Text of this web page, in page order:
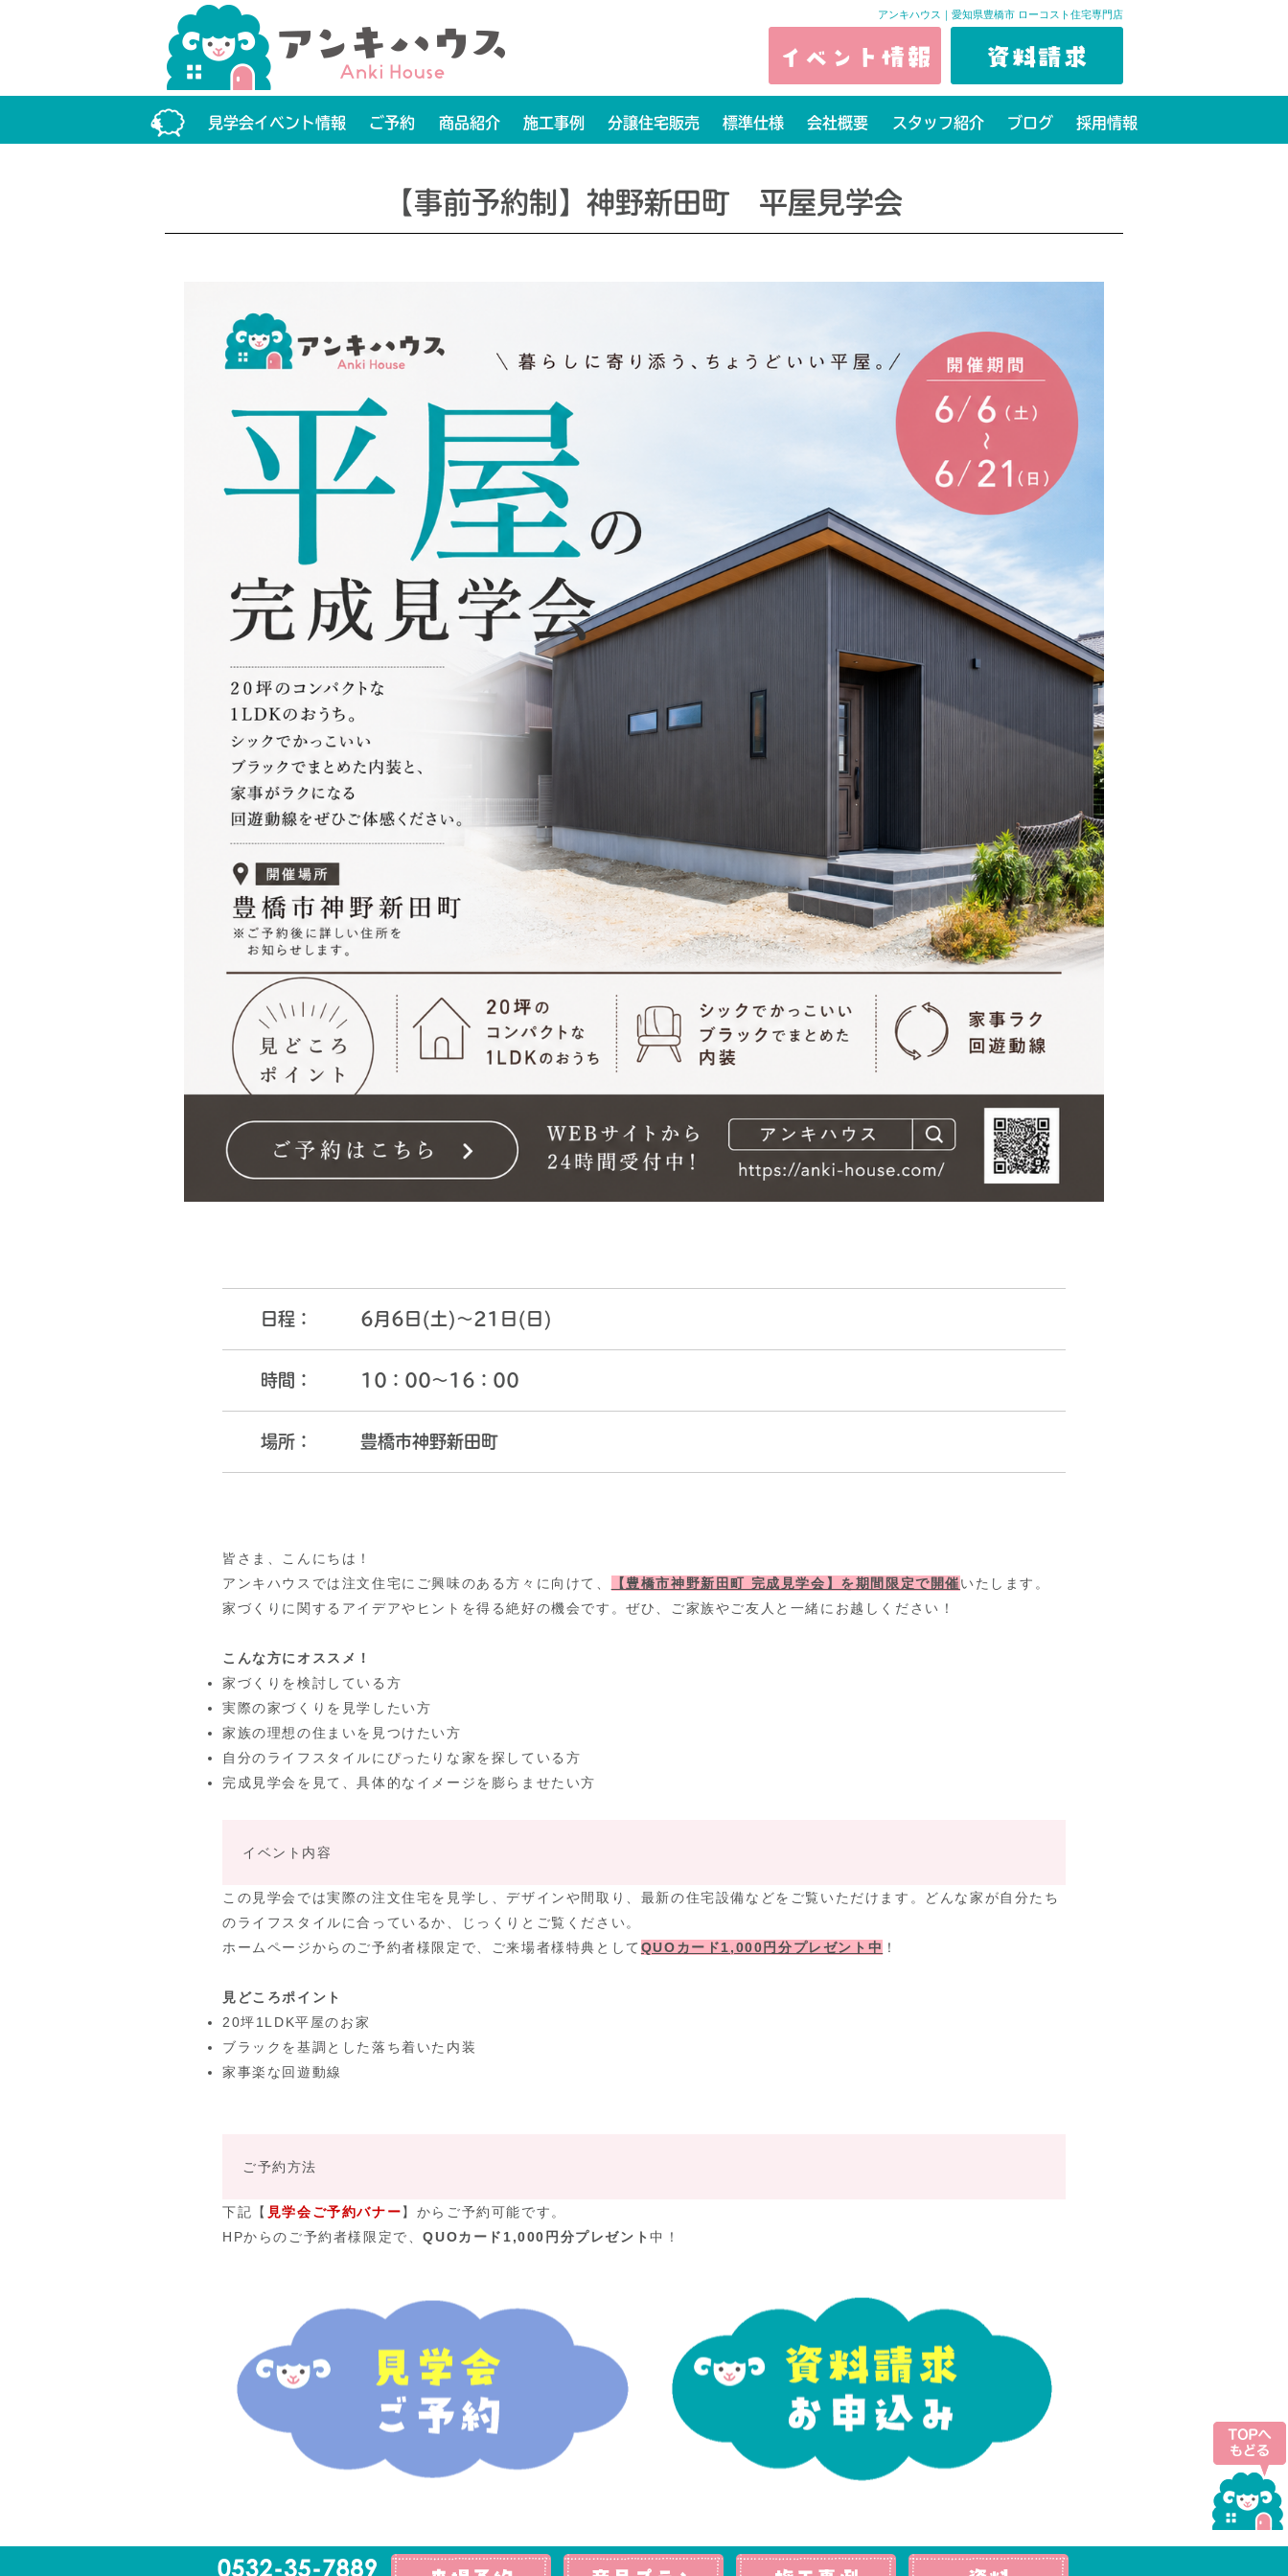
アンキハウス｜愛知県豊橋市 ローコスト住宅専門店
見学会イベント情報 ご予約 商品紹介 施工事例 分譲住宅販売 標準仕様 会社概要 スタッフ紹介 ブログ 採用情報
【事前予約制】神野新田町 平屋見学会
日程： 6月6日(土)～21日(日)
時間： 10：00～16：00
場所： 豊橋市神野新田町
皆さま、こんにちは！
アンキハウスでは注文住宅にご興味のある方々に向けて、
【豊橋市神野新田町 完成見学会】を期間限定で開催いたします。
家づくりに関するアイデアやヒントを得る絶好の機会です。ぜひ、ご家族やご友人と一緒にお越しください！
こんな方にオススメ！
家づくりを検討している方
実際の家づくりを見学したい方
家族の理想の住まいを見つけたい方
自分のライフスタイルにぴったりな家を探している方
完成見学会を見て、具体的なイメージを膨らませたい方
イベント内容
この見学会では実際の注文住宅を見学し、デザインや間取り、最新の住宅設備などをご覧いただけます。どんな家が自分たち
のライフスタイルに合っているか、じっくりとご覧ください。
ホームページからのご予約者様限定で、ご来場者様特典として QUOカード1,000円分プレゼント中 ！
見どころポイント
20坪1LDK平屋のお家
ブラックを基調とした落ち着いた内装
家事楽な回遊動線
ご予約方法
下記【 見学会ご予約バナー】からご予約可能です。
HPからのご予約者様限定で、QUOカード1,000円分プレゼント中！